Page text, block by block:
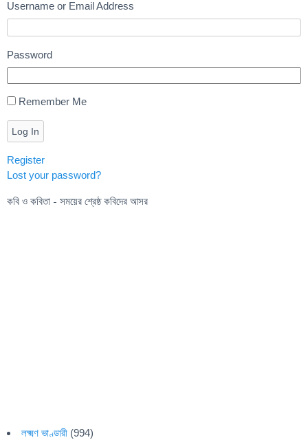
Username or Email Address
Password
Remember Me
Log In
Register
Lost your password?
কবি ও কবিতা - সময়ের শ্রেষ্ঠ কবিদের আসর
লক্ষ্মণ ভাণ্ডারী (994)